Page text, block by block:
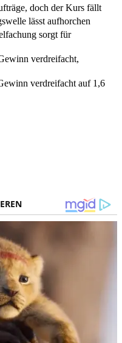
doch der Kurs fällt
lässt aufhorchen
sorgt für
verdreifacht,
verdreifacht auf 1,6